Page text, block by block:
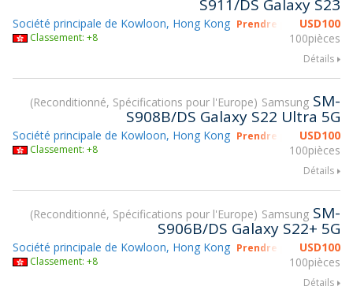
S911/DS Galaxy S23
USD100
100pièces
Société principale de Kowloon, Hong Kong Prendre part à gsmX
Classement: +8
Détails
Reconditionné, Spécifications pour l'Europe Samsung SM-
S908B/DS Galaxy S22 Ultra 5G
USD100
100pièces
Société principale de Kowloon, Hong Kong Prendre part à gsmX
Classement: +8
Détails
Reconditionné, Spécifications pour l'Europe Samsung SM-
S906B/DS Galaxy S22+ 5G
USD100
100pièces
Société principale de Kowloon, Hong Kong Prendre part à gsmX
Classement: +8
Détails